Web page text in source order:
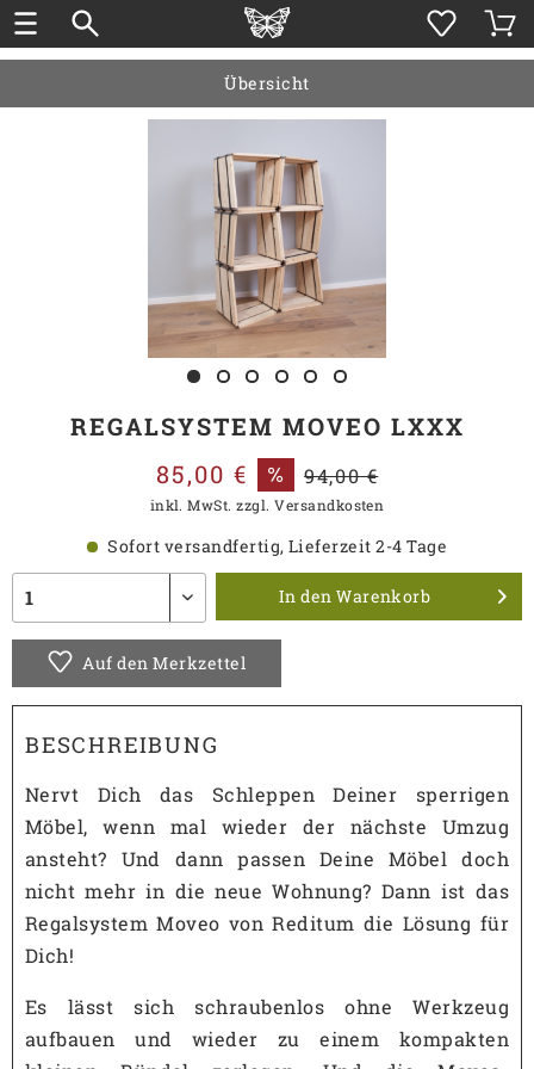
Übersicht
REGALSYSTEM MOVEO LXXX
85,00 €
94,00 €
inkl. MwSt.zzgl. Versandkosten
Sofort versandfertig, Lieferzeit 2-4 Tage
In den Warenkorb
Auf den Merkzettel
BESCHREIBUNG
Nervt Dich das Schleppen Deiner sperrigen
Möbel, wenn mal wieder der nächste Umzug
ansteht? Und dann passen Deine Möbel doch
nicht mehr in die neue Wohnung? Dann ist das
Regalsystem Moveo von Reditum die Lösung für
Dich!
Es lässt sich schraubenlos ohne Werkzeug
aufbauen und wieder zu einem kompakten